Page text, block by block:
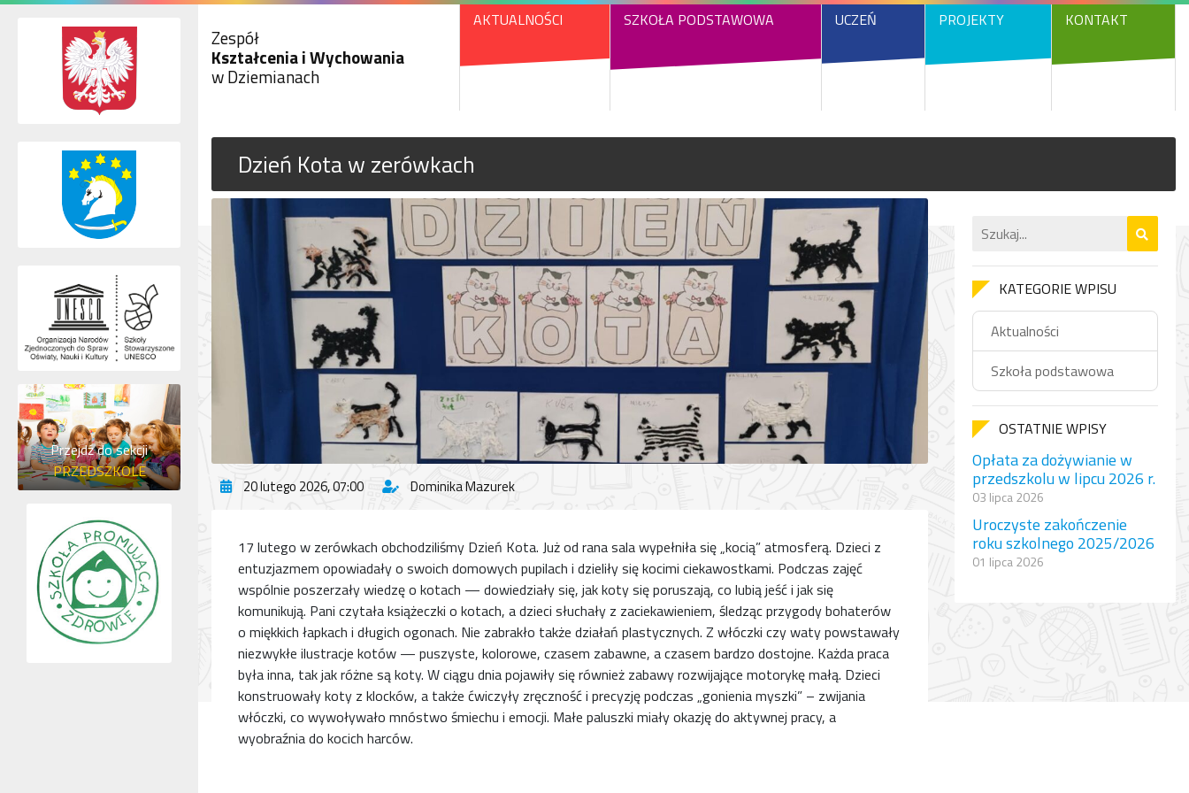
Zespół
Kształcenia i Wychowania
w Dziemianach
AKTUALNOŚCI SZKOŁA PODSTAWOWA UCZEŃ PROJEKTY KONTAKT
Dzień Kota w zerówkach
20 lutego 2026, 07:00 Dominika Mazurek
17 lutego w zerówkach obchodziliśmy Dzień Kota. Już od rana sala wypełniła się „kocią” atmosferą. Dzieci z
entuzjazmem opowiadały o swoich domowych pupilach i dzieliły się kocimi ciekawostkami. Podczas zajęć
wspólnie poszerzały wiedzę o kotach — dowiedziały się, jak koty się poruszają, co lubią jeść i jak się
komunikują. Pani czytała książeczki o kotach, a dzieci słuchały z zaciekawieniem, śledząc przygody bohaterów
o miękkich łapkach i długich ogonach. Nie zabrakło także działań plastycznych. Z włóczki czy waty powstawały
niezwykłe ilustracje kotów — puszyste, kolorowe, czasem zabawne, a czasem bardzo dostojne. Każda praca
była inna, tak jak różne są koty. W ciągu dnia pojawiły się również zabawy rozwijające motorykę małą. Dzieci
konstruowały koty z klocków, a także ćwiczyły zręczność i precyzję podczas „gonienia myszki” – zwijania
włóczki, co wywoływało mnóstwo śmiechu i emocji. Małe paluszki miały okazję do aktywnej pracy, a
wyobraźnia do kocich harców.
KATEGORIE WPISU
Aktualności
Szkoła podstawowa
OSTATNIE WPISY
Opłata za dożywianie w
przedszkolu w lipcu 2026 r.
03 lipca 2026
Uroczyste zakończenie
roku szkolnego 2025/2026
01 lipca 2026
Przejdź do sekcji
PRZEDSZKOLE